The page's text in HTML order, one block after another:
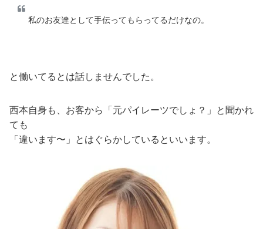
私のお友達として手伝ってもらってるだけなの。
と働いてるとは話しませんでした。
西本自身も、お客から「元パイレーツでしょ？」と聞かれ
ても
「違います〜」とはぐらかしているといいます。